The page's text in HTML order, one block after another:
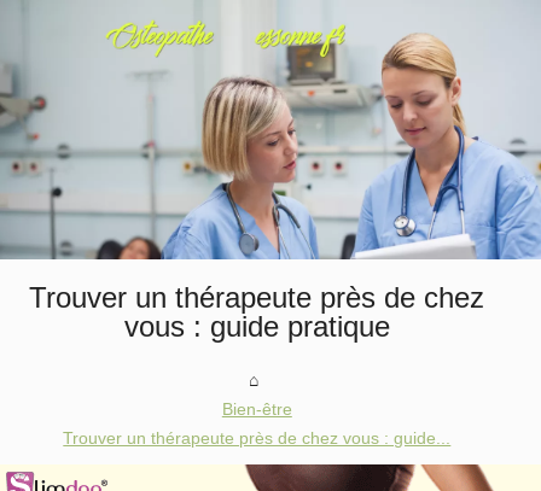
Trouver un thérapeute près de chez
vous : guide pratique
Bien-être
Trouver un thérapeute près de chez vous : guide...